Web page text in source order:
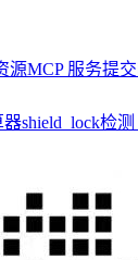
源MCP 服务提
器shield_lock检测